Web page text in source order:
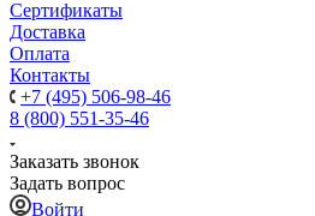
Сертификаты
Доставка
Оплата
Контакты
+7 (495) 506-98-46
8 (800) 551-35-46
Заказать звонок
Задать вопрос
Войти